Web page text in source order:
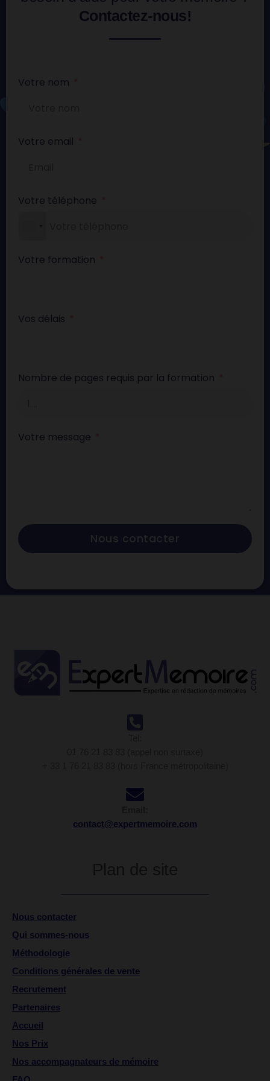
Contactez-nous!
Votre nom
Votre email
Votre téléphone
Votre formation
Vos délais
Nombre de pages requis par la formation
Votre message
Nous contacter
contact@expertmemoire.com
Nous contacter
Qui sommes-nous
Méthodologie
Conditions générales de vente
Recrutement
Partenaires
Accueil
Nos Prix
Nos accompagnateurs de mémoire